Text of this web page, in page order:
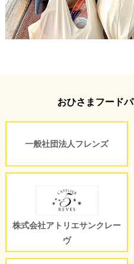
おひさまフード
一般社団法人フレンズ
株式会社アトリエサンクレー
ヴ